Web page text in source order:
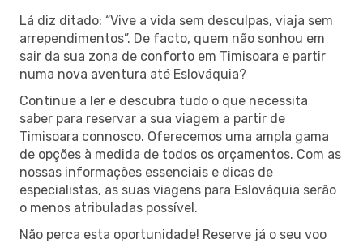
Lá diz ditado: “Vive a vida sem desculpas, viaja sem
arrependimentos”. De facto, quem não sonhou em
sair da sua zona de conforto em Timisoara e partir
numa nova aventura até Eslováquia?
Continue a ler e descubra tudo o que necessita
saber para reservar a sua viagem a partir de
Timisoara connosco. Oferecemos uma ampla gama
de opções à medida de todos os orçamentos. Com as
nossas informações essenciais e dicas de
especialistas, as suas viagens para Eslováquia serão
o menos atribuladas possível.
Não perca esta oportunidade! Reserve já o seu voo